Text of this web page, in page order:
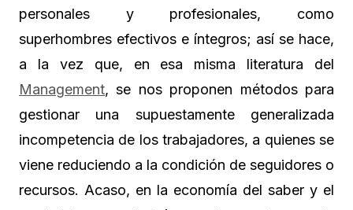
personales y profesionales, como
superhombres efectivos e íntegros; así se hace,
a la vez que, en esa misma literatura del
Management, se nos proponen métodos para
gestionar una supuestamente generalizada
incompetencia de los trabajadores, a quienes se
viene reduciendo a la condición de seguidores o
recursos. Acaso, en la economía del saber y el